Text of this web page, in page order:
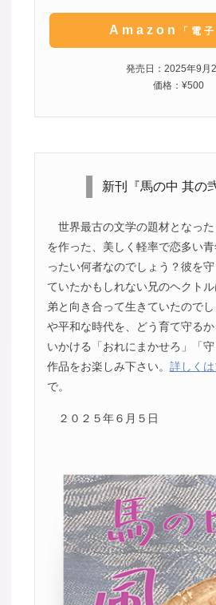
Amazon 「電
発売日：2025年9月
価格：¥500
新刊『馬の中 其の
世界最古の文学の題材となっ
を作った、美しく軽率で恋多い
ったい何者なのでしょう？彼を
ていたかもしれない兄のヘクト
弟と向き合って生きていたので
や平和な時代を、どう育て守る
いかける「おれにまかせろ」「
作品をお楽しみ下さい。 詳しく
で。
２０２５年６月５日